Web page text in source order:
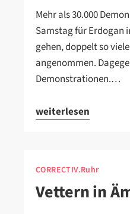
Mehr als 30.000
Samstag für Erdogan
gehen, doppelt so
angenommen.
Demonstrationen.…
weiterlesen
CORRECTIV.Ruhr
Vettern in